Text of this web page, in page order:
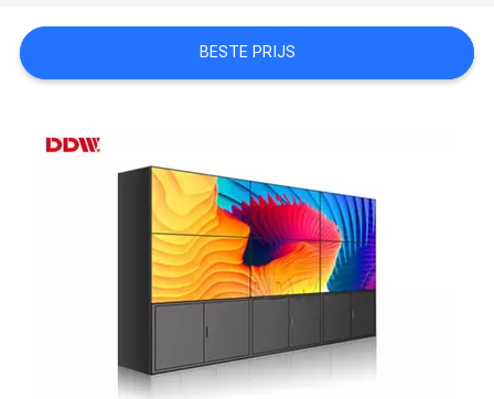
CASE
CENTER
SITEMAP
BESTE PRIJS